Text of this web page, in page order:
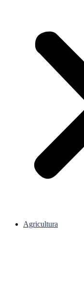
Agricultura